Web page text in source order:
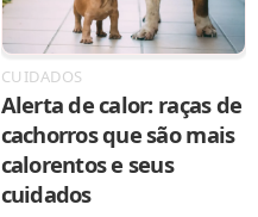
CUIDADOS
Alerta de calor: raças de
cachorros que são mais
calorentos e seus
cuidados